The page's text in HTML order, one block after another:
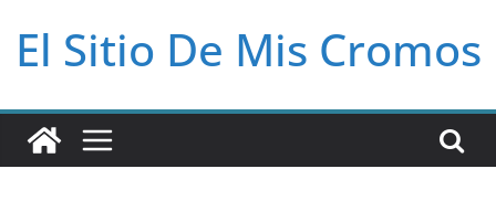
El Sitio De Mis Cromos